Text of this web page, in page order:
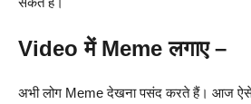
Video में Meme लगाए –
अभी लोग Meme देखना पसंद करते हैं। आज ऐसे